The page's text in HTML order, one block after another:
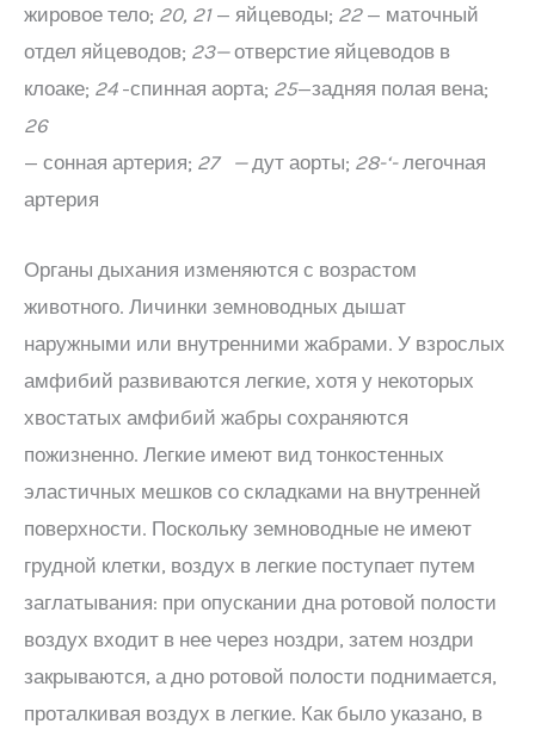
жировое тело; 20, 21— яйцеводы; 22— маточный
отдел яйцеводов; 23—отверстие яйцеводов в
клоаке; 24-спинная аорта; 25—задняя полая вена;
26
— сонная артерия; 27 —дут аорты; 28-‘-легочная
артерия
Органы дыхания изменяются с возрастом
животного. Личинки земноводных дышат
наружными или внутренними жабрами. У взрослых
амфибий развиваются легкие, хотя у некоторых
хвостатых амфибий жабры сохраняются
пожизненно. Легкие имеют вид тонкостенных
эластичных мешков со складками на внутренней
поверхности. Поскольку земноводные не имеют
грудной клетки, воздух в легкие поступает путем
заглатывания: при опускании дна ротовой полости
воздух входит в нее через ноздри, затем ноздри
закрываются, а дно ротовой полости поднимается,
проталкивая воздух в легкие. Как было указано, в